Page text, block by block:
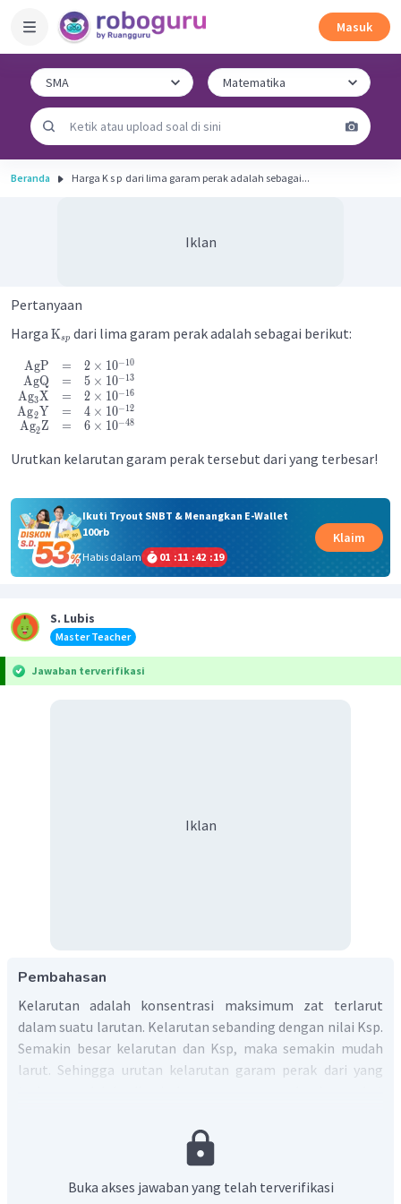
Masuk
Beranda Harga K s p ​ dari lima garam perak adalah sebagai...
Iklan
Pertanyaan
Harga Ksp dari lima garam perak adalah sebagai berikut:
AgP
AgQ
Ag3X
Ag2Y
Ag2Z
=
=
=
=
=
2 × 10−10
5 × 10−13
2 × 10−16
4 × 10−12
6 × 10−48
Urutkan kelarutan garam perak tersebut dari yang terbesar!
Ikuti Tryout SNBT & Menangkan E-Wallet
100rb
Habis dalam
01 :11 :42 :19
Klaim
S. Lubis
Master Teacher
Jawaban terverifikasi
Iklan
Pembahasan
Kelarutan adalah konsentrasi maksimum zat terlarut
dalam suatu larutan. Kelarutan sebanding dengan nilai Ksp.
Semakin besar kelarutan dan Ksp, maka semakin mudah
larut. Sehingga urutan kelarutan garam perak dari yang
Pangkat/jumlah ion
2
Buka akses jawaban yang telah terverifikasi